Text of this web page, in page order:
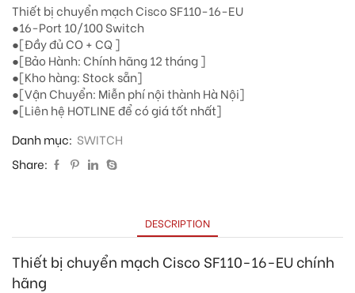
Thiết bị chuyển mạch Cisco SF110-16-EU
●16-Port 10/100 Switch
●[Đầy đủ CO + CQ ]
●[Bảo Hành: Chính hãng 12 tháng ]
●[Kho hàng: Stock sẵn]
●[Vận Chuyển: Miễn phí nội thành Hà Nội]
●[Liên hệ HOTLINE để có giá tốt nhất]
Danh mục: SWITCH
Share:
DESCRIPTION
Thiết bị chuyển mạch Cisco SF110-16-EU chính
hãng